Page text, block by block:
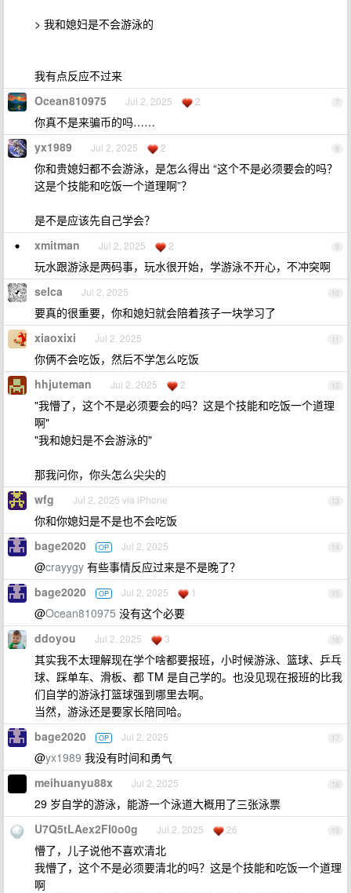
> 我和媳妇是不会游泳的
我有点反应不过来
7
Ocean810975 Jul 2, 2025 2
你真不是来骗币的吗……
8
yx1989 Jul 2, 2025 2
你和贵媳妇都不会游泳，是怎么得出 “这个不是必须要会的吗？
这是个技能和吃饭一个道理啊”？
是不是应该先自己学会？
9
xmitman Jul 2, 2025 2
玩水跟游泳是两码事，玩水很开始，学游泳不开心，不冲突啊
10
selca Jul 2, 2025
要真的很重要，你和媳妇就会陪着孩子一块学习了
11
xiaoxixi Jul 2, 2025
你俩不会吃饭，然后不学怎么吃饭
12
hhjuteman Jul 2, 2025 2
"我懵了，这个不是必须要会的吗？这是个技能和吃饭一个道理
啊"
"我和媳妇是不会游泳的"
那我问你，你头怎么尖尖的
13
wfg Jul 2, 2025 via iPhone
你和你媳妇是不是也不会吃饭
14
bage2020 OP Jul 2, 2025
@crayygy 有些事情反应过来是不是晚了？
15
bage2020 OP Jul 2, 2025 1
@Ocean810975 没有这个必要
16
ddoyou Jul 2, 2025 3
其实我不太理解现在学个啥都要报班，小时候游泳、篮球、乒乓
球、踩单车、滑板、都 TM 是自己学的。也没见现在报班的比我
们自学的游泳打篮球强到哪里去啊。
当然，游泳还是要家长陪同哈。
17
bage2020 OP Jul 2, 2025
@yx1989 我没有时间和勇气
18
meihuanyu88x Jul 2, 2025
29 岁自学的游泳，能游一个泳道大概用了三张泳票
19
U7Q5tLAex2FI0o0g Jul 2, 2025 26
懵了，儿子说他不喜欢清北
我懵了，这个不是必须要清北的吗？这是个技能和吃饭一个道理
啊